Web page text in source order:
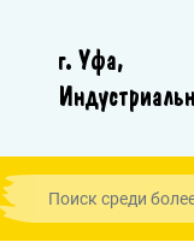
г. Уфа,